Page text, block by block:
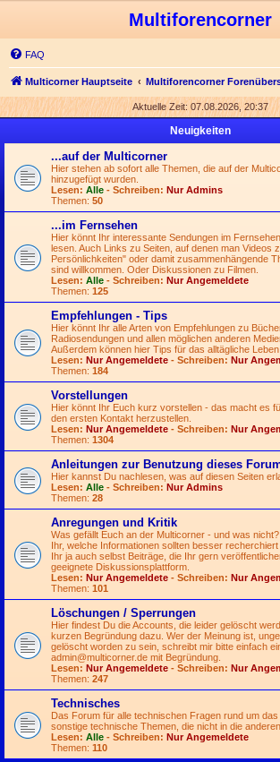
Multiforencorner
FAQ
Multicorner Hauptseite Multiforencorner
Aktuelle Zeit: 07.08.2026, 20:37
Neuigkeiten
...auf der Multicorner
Hier stehen ab sofort alle Themen, die auf der
hinzugefügt wurden.
Lesen: Alle - Schreiben: Nur Admins
Themen: 50
...im Fernsehen
Hier könnt Ihr interessante Sendungen im
lesen. Auch Links zu Seiten, auf denen man Videos
Persönlichkeiten" oder damit zusammenhängende
sind willkommen. Oder Diskussionen zu Filmen.
Lesen: Alle - Schreiben: Nur Angemeldete
Themen: 125
Empfehlungen - Tips
Hier könnt Ihr alle Arten von Empfehlungen zu
Radiosendungen und allen möglichen anderen
Außerdem können hier Tips für das alltägliche
Lesen: Nur Angemeldete - Schreiben: Nur
Themen: 184
Vorstellungen
Hier könnt Ihr Euch kurz vorstellen - das macht es
den ersten Kontakt herzustellen.
Lesen: Nur Angemeldete - Schreiben: Nur
Themen: 1304
Anleitungen zur Benutzung dieses
Hier kannst Du nachlesen, was auf diesen Seiten
Lesen: Alle - Schreiben: Nur Admins
Themen: 28
Anregungen und Kritik
Was gefällt Euch an der Multicorner - und was
Ihr, welche Informationen sollten besser
Ihr ja auch selbst Beiträge, die Ihr gern
geeignete Diskussionsplattform.
Lesen: Nur Angemeldete - Schreiben: Nur
Themen: 101
Löschungen / Sperrungen
Hier findest Du die Accounts, die leider gelöscht
kurzen Begründung dazu. Wer der Meinung ist,
gelöscht worden zu sein, schreibt mir bitte einfach
admin@multicorner.de mit Begründung.
Lesen: Nur Angemeldete - Schreiben: Nur
Themen: 247
Technisches
Das Forum für alle technischen Fragen rund um
sonstige technische Themen, die nicht in die
Lesen: Alle - Schreiben: Nur Angemeldete
Themen: 110